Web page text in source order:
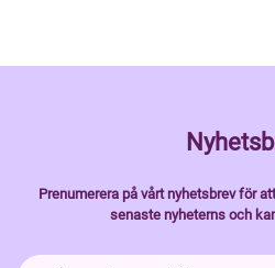
Prenumerera på vårt nyhetsbrev för
senaste nyheterns och